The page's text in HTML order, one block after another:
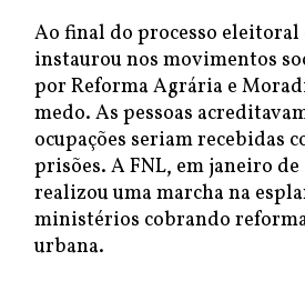
Ao final do processo eleitoral
instaurou nos movimentos
por Reforma Agrária e
medo. As pessoas
ocupações seriam recebidas
prisões. A FNL, em janeiro
realizou uma marcha na
ministérios cobrando
urbana.